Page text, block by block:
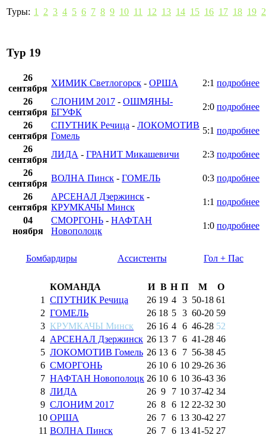
Туры: 1 2 3 4 5 6 7 8 9 10 11 12 13 14 15 16 17 18 19
Тур 19
26
сентября
ХИМИК Светлогорск - ОРША 2:1 подробнее
26
сентября
СЛОНИМ 2017 - ОШМЯНЫ-
БГУФК
2:0 подробнее
26
сентября
СПУТНИК Речица - ЛОКОМОТИВ
Гомель
5:1 подробнее
26
сентября
ЛИДА - ГРАНИТ Микашевичи 2:3 подробнее
26
сентября
ВОЛНА Пинск - ГОМЕЛЬ 0:3 подробнее
26
сентября
АРСЕНАЛ Дзержинск -
КРУМКАЧЫ Минск
1:1 подробнее
04
ноября
СМОРГОНЬ - НАФТАН
Новополоцк
1:0 подробнее
Бомбардиры Ассистенты Гол + Пас
КОМАНДА И В Н П М
О
1
СПУТНИК Речица 26 19 4 3 50-18 61
2 ГОМЕЛЬ 26 18 5 3 60-20 59
3 КРУМКАЧЫ Минск 26 16 4 6 46-28 52
4 АРСЕНАЛ Дзержинск 26 13 7 6 41-28 46
5 ЛОКОМОТИВ Гомель 26 13 6 7 56-38 45
6 СМОРГОНЬ 26 10 6 10 29-26 36
7 НАФТАН Новополоцк 26 10 6 10 36-43 36
8 ЛИДА 26 9 7 10 37-42 34
9 СЛОНИМ 2017 26 8 6 12 22-32 30
10 ОРША 26 7 6 13 30-42 27
11 ВОЛНА Пинск 26 7 6 13 41-52 27